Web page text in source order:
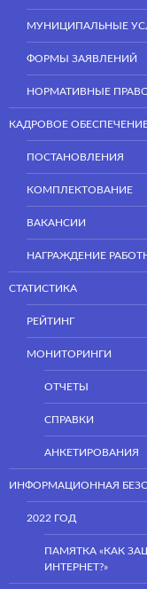
МУНИЦИПАЛЬНЫЕ
ФОРМЫ ЗАЯВЛЕНИЙ
НОРМАТИВНЫЕ
КАДРОВОЕ
ПОСТАНОВЛЕНИЯ
КОМПЛЕКТОВАНИЕ
ВАКАНСИИ
НАГРАЖДЕНИЕ
СТАТИСТИКА
РЕЙТИНГ
МОНИТОРИНГИ
ОТЧЕТЫ
СПРАВКИ
АНКЕТИРОВАНИЯ
ИНФОРМАЦИОННАЯ
2022 ГОД
ПАМЯТКА «КАК
ИНТЕРНЕТ?»